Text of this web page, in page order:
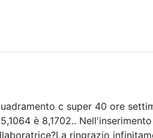
c super 40 ore
è 8,1702..
ringrazio